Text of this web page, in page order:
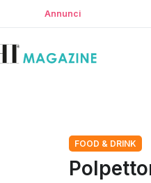
Annunci
FOOD & DRINK